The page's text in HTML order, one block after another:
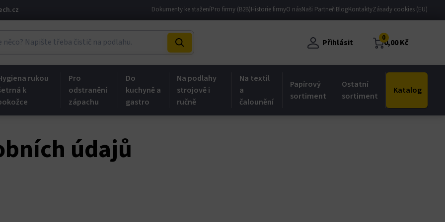
Dokumenty ke staženíPro firmy (B2B)Historie firmyO násNaši PartneřiBlogKontaktyZásady cookies (EU)
Přihlásit 00,00Kč
rukou
k
Pro
odstranění
zápachu
Do
kuchyně a
gastro
Na podlahy
strojově i
ručně
Na textil
a
čalounění
Papírový
sortiment
Ostatní
sortiment
Katalog
údajů